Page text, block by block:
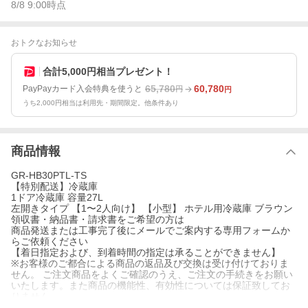
8/8 9:00時点
おトクなお知らせ
合計5,000円相当プレゼント！
PayPayカード入会特典を使うと 65,780円 60,780円
うち2,000円相当は利用先・期間限定。他条件あり
商品情報
GR-HB30PTL-TS
【特別配送】冷蔵庫
1ドア冷蔵庫 容量27L
左開きタイプ 【1〜2人向け】 【小型】 ホテル用冷蔵庫 ブラウン
領収書・納品書・請求書をご希望の方は
商品発送または工事完了後にメールでご案内する専用フォームか
らご依頼ください
【着日指定および、到着時間の指定は承ることができません】
※お客様のご都合による商品の返品及び交換は受け付けておりま
せん。 ご注文商品をよくご確認のうえ、ご注文の手続きをお願い
いたします。また商品の機能性、有効性については保証致してお